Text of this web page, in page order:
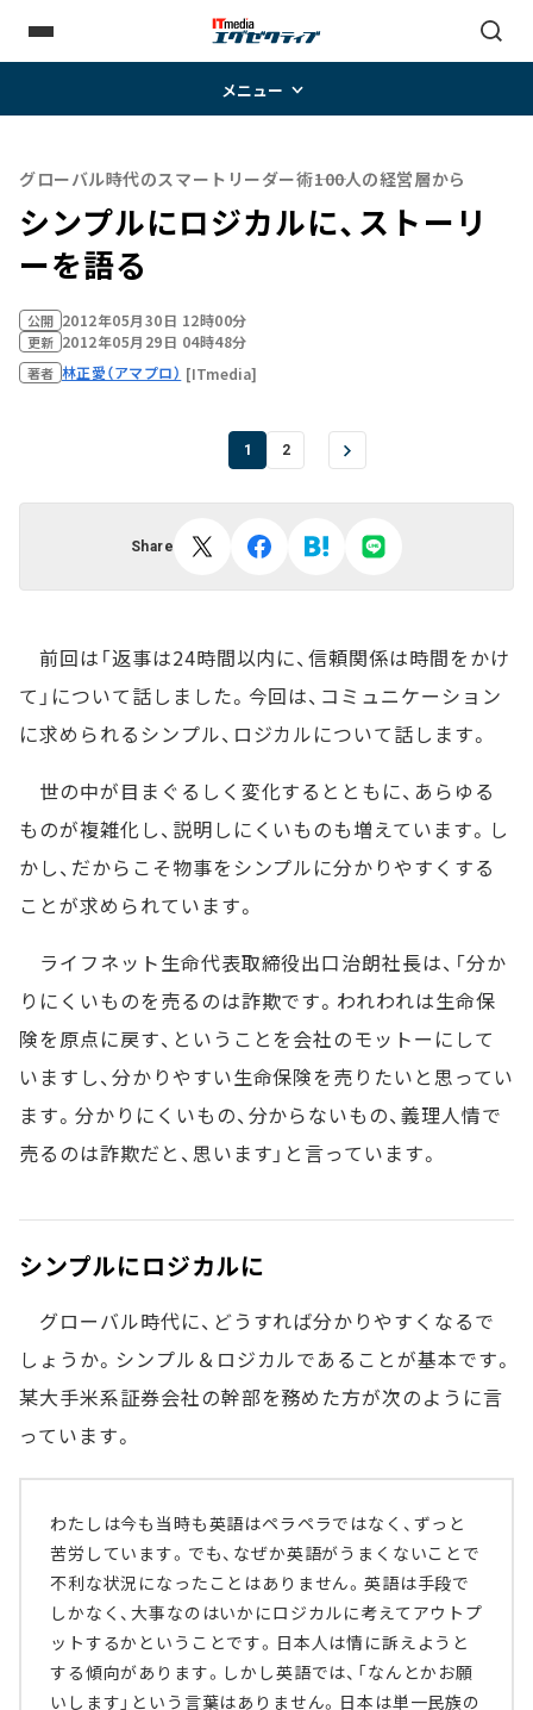
メニュー
グローバル時代のスマートリーダー術――100人の経営層から
シンプルにロジカルに、ストーリ
ーを語る
公開 2012年05月30日 12時00分
更新 2012年05月29日 04時48分
著者 林正愛（アマプロ） [ITmedia]
1 2
Share
前回は「返事は24時間以内に、信頼関係は時間をかけ
て」について話しました。今回は、コミュニケーション
に求められるシンプル、ロジカルについて話します。
世の中が目まぐるしく変化するとともに、あらゆる
ものが複雑化し、説明しにくいものも増えています。し
かし、だからこそ物事をシンプルに分かりやすくする
ことが求められています。
ライフネット生命代表取締役出口治朗社長は、「分か
りにくいものを売るのは詐欺です。われわれは生命保
険を原点に戻す、ということを会社のモットーにして
いますし、分かりやすい生命保険を売りたいと思ってい
ます。分かりにくいもの、分からないもの、義理人情で
売るのは詐欺だと、思います」と言っています。
シンプルにロジカルに
グローバル時代に、どうすれば分かりやすくなるで
しょうか。シンプル＆ロジカルであることが基本です。
某大手米系証券会社の幹部を務めた方が次のように言
っています。
わたしは今も当時も英語はペラペラではなく、ずっと
苦労しています。でも、なぜか英語がうまくないことで
不利な状況になったことはありません。英語は手段で
しかなく、大事なのはいかにロジカルに考えてアウトプ
ットするかということです。日本人は情に訴えようと
する傾向があります。しかし英語では、「なんとかお願
いします」という言葉はありません。日本は単一民族の